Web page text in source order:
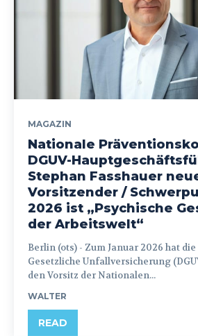
MAGAZIN
Nationale
DGUV-
Stephan Fasshauer
Vorsitzender /
2026 ist „Psychische
der Arbeitswelt“
Berlin (ots) - Zum Januar 2026 hat die Deutsche
Gesetzliche Unfallversicherung
den Vorsitz der Nationalen...
WALTER
READ